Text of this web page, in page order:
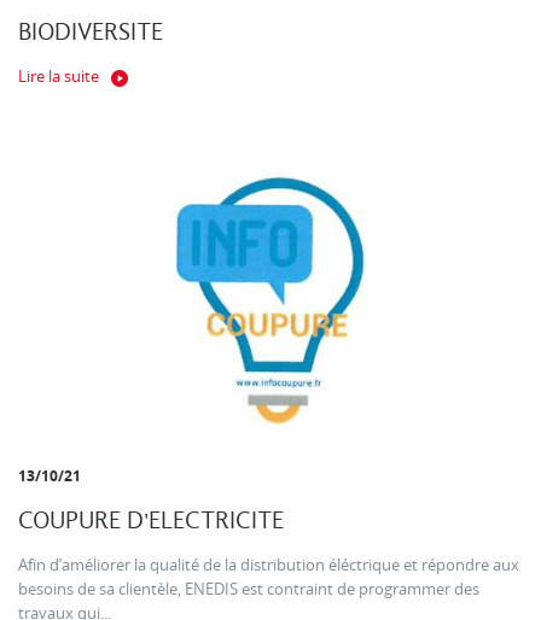
BIODIVERSITE
Lire la suite
13/10/21
COUPURE D'ELECTRICITE
Afin d’améliorer la qualité de la distribution éléctrique et répondre aux
besoins de sa clientèle, ENEDIS est contraint de programmer des
travaux qui...